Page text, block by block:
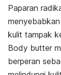
Paparan
kulit tampak
Body butter
berperan